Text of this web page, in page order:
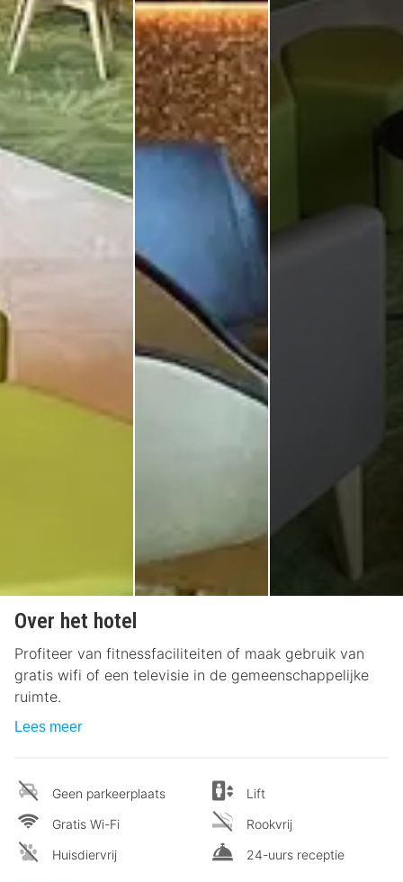
Over het hotel
Profiteer van fitnessfaciliteiten of maak gebruik van
gratis wifi of een televisie in de gemeenschappelijke
ruimte.
Lees meer
Geen parkeerplaats
Gratis Wi-Fi
Huisdiervrij
Lift
Rookvrij
24-uurs receptie